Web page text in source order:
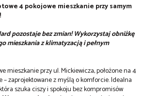
4 pokojowe mieszkanie przy samym
pozostaje bez zmian! Wykorzystaj obniżkę
mieszkania z klimatyzacją i pełnym
mieszkanie przy ul. Mickiewicza, położone na 4
– zaprojektowane z myślą o komforcie. Idealna
szuka ciszy i spokoju bez kompromisów